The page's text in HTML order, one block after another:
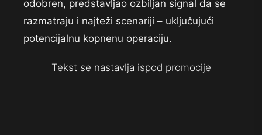
odobren, predstavljao ozbiljan signal da se
razmatraju i najteži scenariji – uključujući
potencijalnu kopnenu operaciju.
Tekst se nastavlja ispod promocije